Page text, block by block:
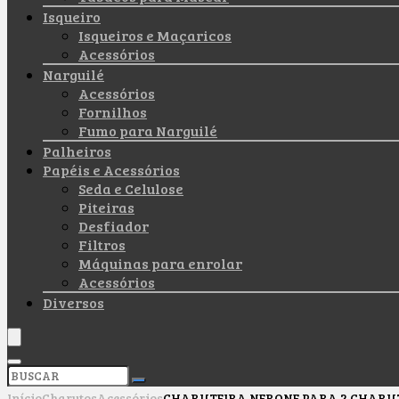
Isqueiro
Isqueiros e Maçaricos
Acessórios
Narguilé
Acessórios
Fornilhos
Fumo para Narguilé
Palheiros
Papéis e Acessórios
Seda e Celulose
Piteiras
Desfiador
Filtros
Máquinas para enrolar
Acessórios
Diversos